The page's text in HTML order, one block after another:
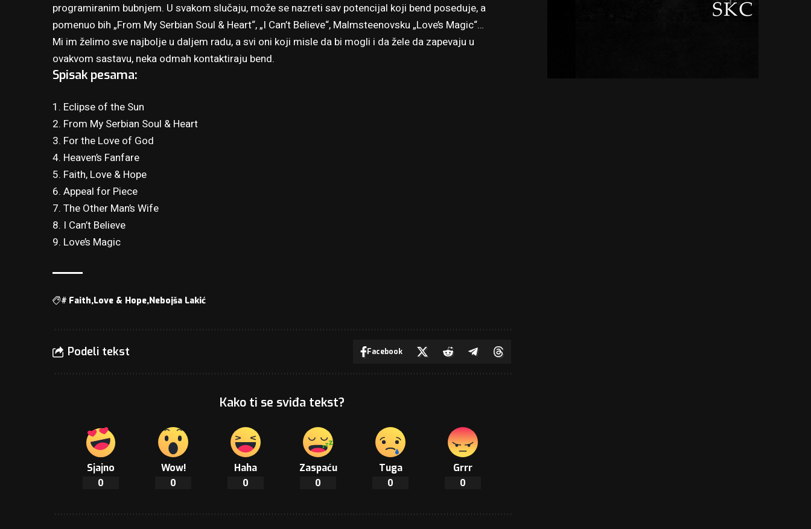
programiranim bubnjem. U svakom slučaju, može se nazreti sav potencijal koji bend poseduje, a
pomenuo bih „From My Serbian Soul & Heart“, „I Can’t Believe“, Malmsteenovsku „Love’s Magic“…
Mi im želimo sve najbolje u daljem radu, a svi oni koji misle da bi mogli i da žele da zapevaju u
ovakvom sastavu, neka odmah kontaktiraju bend.
Spisak pesama:
1. Eclipse of the Sun
2. From My Serbian Soul & Heart
3. For the Love of God
4. Heaven’s Fanfare
5. Faith, Love & Hope
6. Appeal for Piece
7. The Other Man’s Wife
8. I Can’t Believe
9. Love’s Magic
# Faith Love & Hope Nebojša Lakić
Podeli tekst Facebook
Kako ti se sviđa tekst?
Sjajno
0
Wow!
0
Haha
0
Zaspaću
0
Tuga
0
Grrr
0